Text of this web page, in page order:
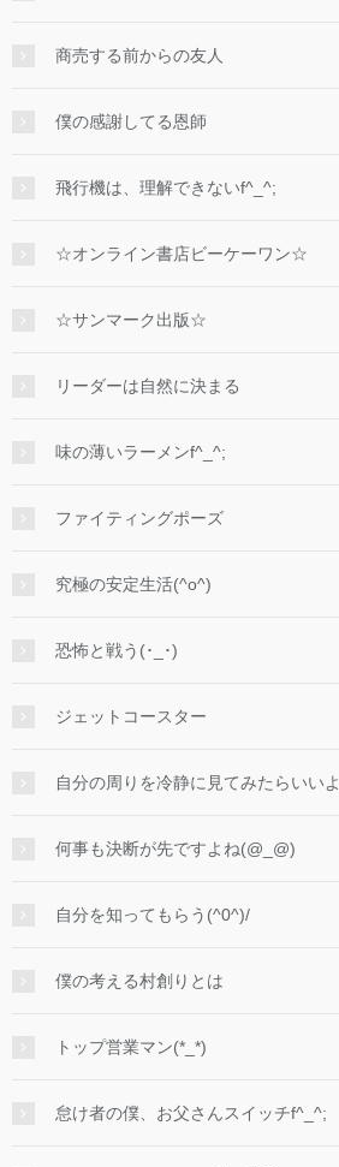
商売する前からの友人
僕の感謝してる恩師
飛行機は、理解できないf^_^;
☆オンライン書店ビーケーワン☆
☆サンマーク出版☆
リーダーは自然に決まる
味の薄いラーメンf^_^;
ファイティングポーズ
究極の安定生活(^o^)
恐怖と戦う(･_･)
ジェットコースター
自分の周りを冷静に見てみたらいいよ
何事も決断が先ですよね(@_@)
自分を知ってもらう(^0^)/
僕の考える村創りとは
トップ営業マン(*_*)
怠け者の僕、お父さんスイッチf^_^;